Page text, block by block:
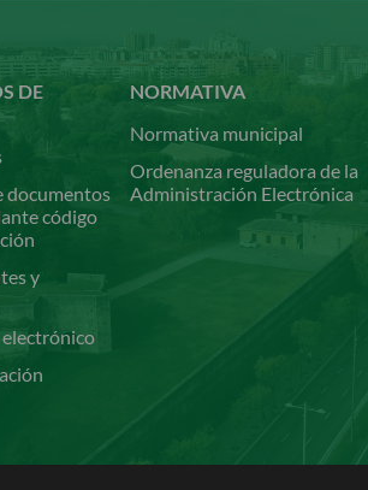
DE
documentos
código
y
electrónico
NORMATIVA
Normativa municipal
Ordenanza reguladora de la
Administración Electrónica